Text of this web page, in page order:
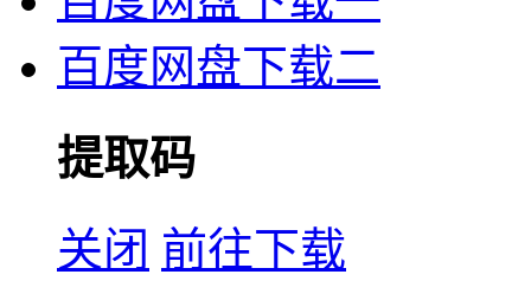
百度网盘下载二
提取码
关闭 前往下载